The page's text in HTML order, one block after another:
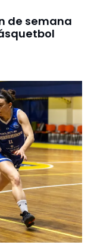
de semana